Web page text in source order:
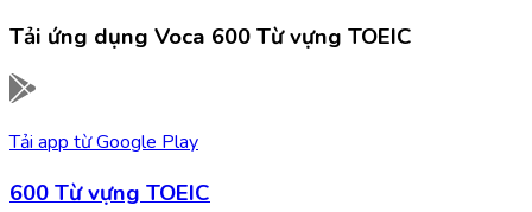
Tải ứng dụng Voca 600 Từ vựng TOEIC
Tải app từGoogle Play
600 Từ vựng TOEIC